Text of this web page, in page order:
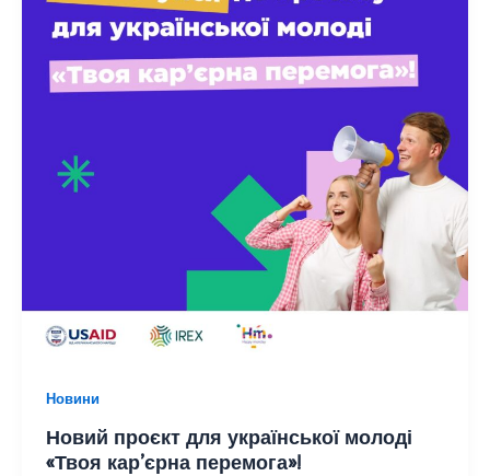
Новини
Новий проєкт для української молоді
«Твоя кар’єрна перемога»!